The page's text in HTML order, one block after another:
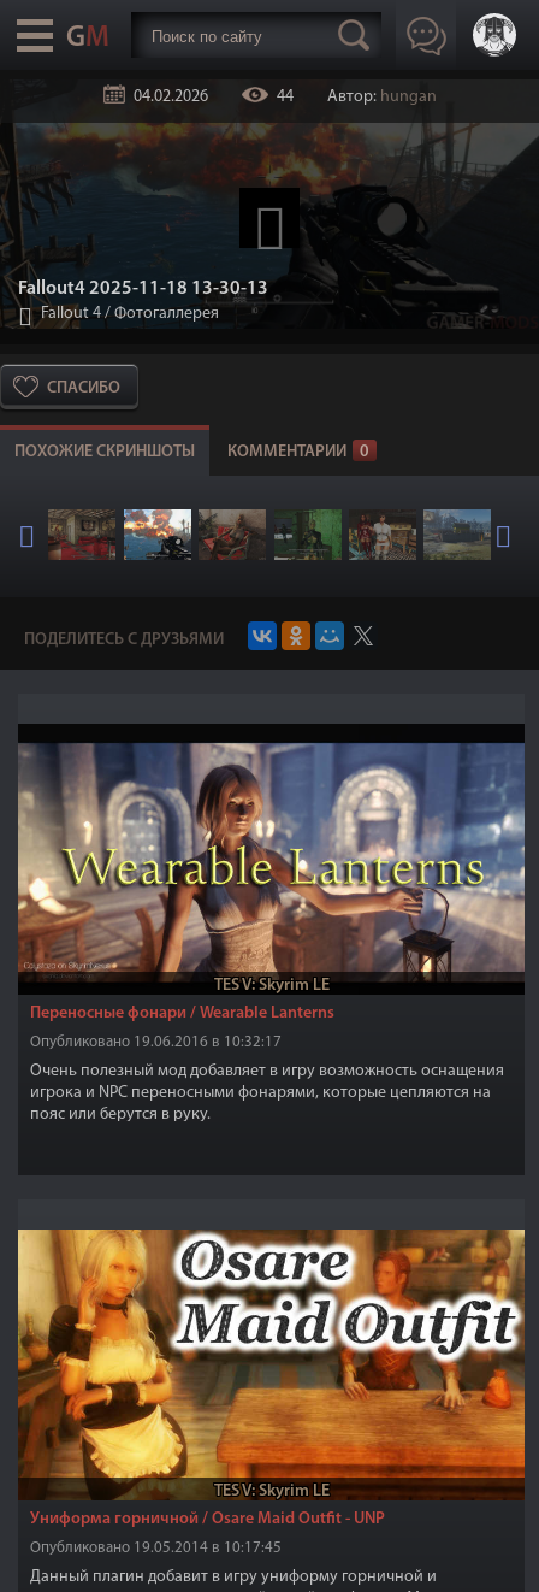
04.02.2026 44 Автор: hungan
Fallout4 2025-11-18 13-30-13
Fallout 4 / Фотогаллерея
СПАСИБО
ПОХОЖИЕ СКРИНШОТЫ КОММЕНТАРИИ 0
ПОДЕЛИТЕСЬ С ДРУЗЬЯМИ
TES V: Skyrim LE
Переносные фонари / Wearable Lanterns
Опубликовано 19.06.2016 в 10:32:17
Очень полезный мод добавляет в игру возможность оснащения
игрока и NPC переносными фонарями, которые цепляются на
пояс или берутся в руку.
TES V: Skyrim LE
Униформа горничной / Osare Maid Outfit - UNP
Опубликовано 19.05.2014 в 10:17:45
Данный плагин добавит в игру униформу горничной и